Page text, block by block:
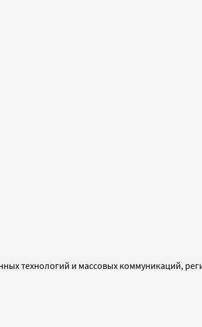
технологий и массовых коммуникаций,